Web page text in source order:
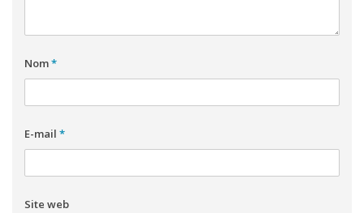
Nom*
E-mail *
Site web